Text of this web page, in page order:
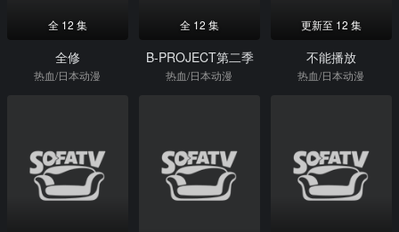
全 12 集
全修
热血/日本动漫
全 12 集
B-PROJECT第二季
热血/日本动漫
更新至 12 集
不能播放
热血/日本动漫